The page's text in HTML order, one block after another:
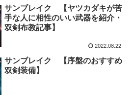
サンブレイク 【ヤツカダキが苦
手な人に相性のいい武器を紹介・
双剣布教記事】
2022.08.22
サンブレイク 【序盤のおすすめ
双剣装備】